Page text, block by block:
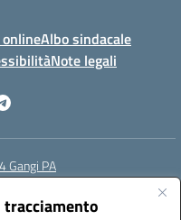
Albo sindacale
Note legali
Gangi PA